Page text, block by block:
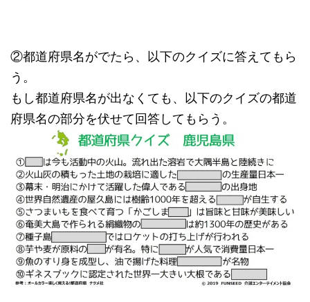
②都道府県名がでたら、以下のクイズに答えてもら
う。
もし都道府県名が出なくても、以下のクイズの都道
府県名の部分を伏せて回答してもらう。